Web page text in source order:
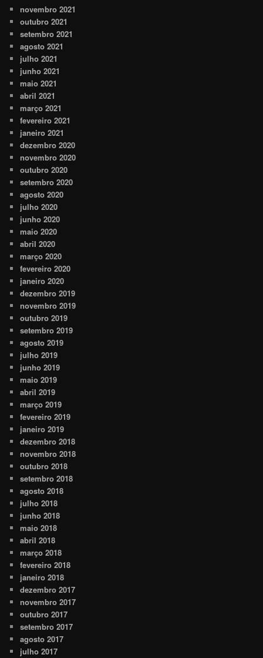
novembro 2021
outubro 2021
setembro 2021
agosto 2021
julho 2021
junho 2021
maio 2021
abril 2021
março 2021
fevereiro 2021
janeiro 2021
dezembro 2020
novembro 2020
outubro 2020
setembro 2020
agosto 2020
julho 2020
junho 2020
maio 2020
abril 2020
março 2020
fevereiro 2020
janeiro 2020
dezembro 2019
novembro 2019
outubro 2019
setembro 2019
agosto 2019
julho 2019
junho 2019
maio 2019
abril 2019
março 2019
fevereiro 2019
janeiro 2019
dezembro 2018
novembro 2018
outubro 2018
setembro 2018
agosto 2018
julho 2018
junho 2018
maio 2018
abril 2018
março 2018
fevereiro 2018
janeiro 2018
dezembro 2017
novembro 2017
outubro 2017
setembro 2017
agosto 2017
julho 2017